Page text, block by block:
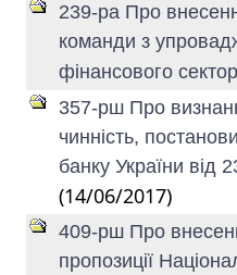
239-ра Про
команди з
фінансового
357-рш Про
чинність,
банку України від
(14/06/2017)
409-рш Про
пропозиції